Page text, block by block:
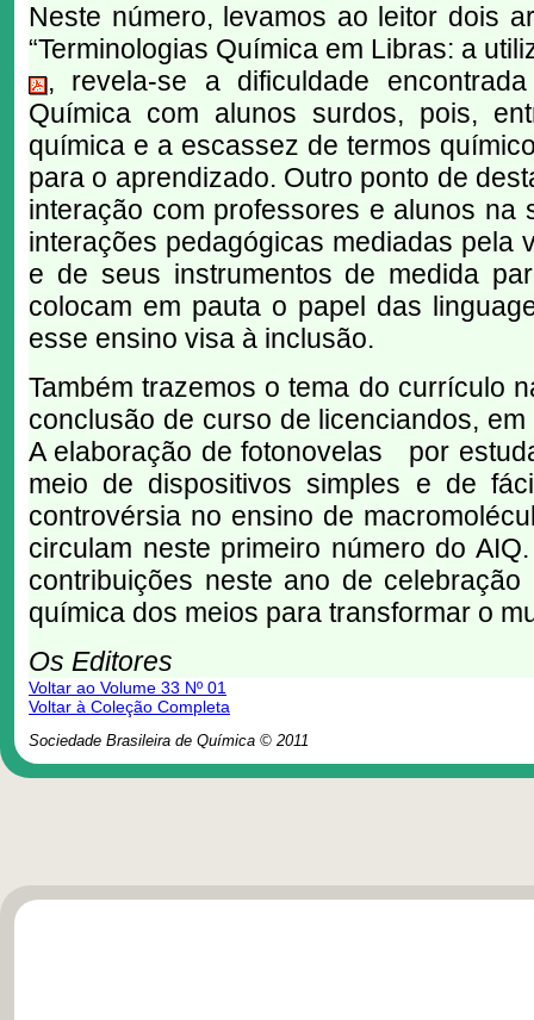
Neste número, levamos ao leitor dois
“Terminologias Química em Libras: a
, revela-se a dificuldade
Química com alunos surdos, pois,
química e a escassez de termos
para o aprendizado. Outro ponto de
interação com professores e alunos na
interações pedagógicas mediadas pela
e de seus instrumentos de medida
colocam em pauta o papel das
esse ensino visa à inclusão.
Também trazemos o tema do currículo
conclusão de curso de licenciandos,
A elaboração de fotonovelas por
meio de dispositivos simples e de
controvérsia no ensino de
circulam neste primeiro número do
contribuições neste ano de
química dos meios para transformar o
Os Editores
Voltar ao Volume 33 Nº 01
Voltar à Coleção Completa
Sociedade Brasileira de Química © 2011